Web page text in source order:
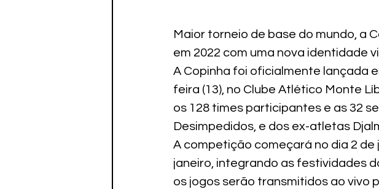
Maior torneio de base do mundo, a
em 2022 com uma nova identidade
A Copinha foi oficialmente lançada
feira (13), no Clube Atlético Monte
os 128 times participantes e as 32
Desimpedidos, e dos ex-atletas
A competição começará no dia 2 de
janeiro, integrando as festividades
os jogos serão transmitidos ao vivo